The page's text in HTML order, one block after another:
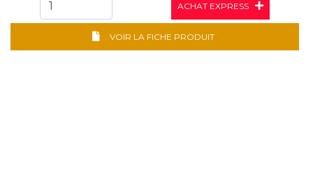
ACHAT EXPRESS
VOIR LA FICHE PRODUIT